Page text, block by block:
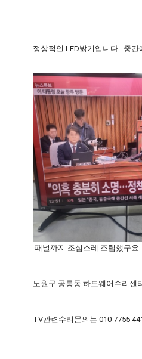
정상적인 LED밝기입니다 중
패널까지 조심스레 조립했구
노원구 공릉동 하드웨어수리센
TV관련수리문의는 010 7755